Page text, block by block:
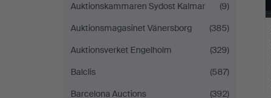
Auktionskammaren Sydost Kalmar
(9)
Auktionsmagasinet Vänersborg
(385)
Auktionsverket Engelholm
(329)
Balclis
(587)
Barcelona Auctions
(392)